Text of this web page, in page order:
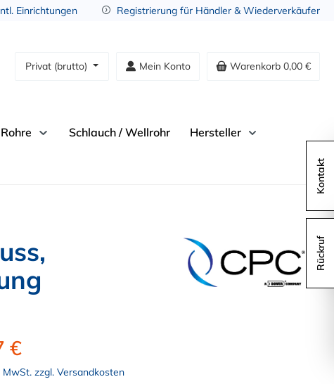
Einrichtungen Registrierung für Händler & Wiederverkäufer
Privat (brutto) Mein Konto Warenkorb 0,00 €
Rohre Schlauch / Wellrohr Hersteller
€
MwSt. zzgl. Versandkosten
Kontakt
Rückruf